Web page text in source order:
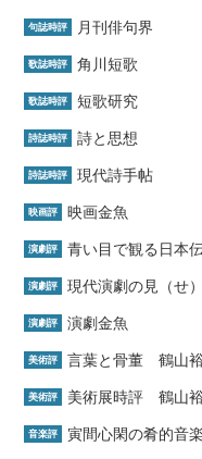
句誌時評 月刊俳句界
歌誌時評 角川短歌
歌誌時評 短歌研究
詩誌時評 詩と思想
詩誌時評 現代詩手帖
映画評 映画金魚
演劇評 青い目で観る日本
演劇評 現代演劇の見（せ
演劇評 演劇金魚
美術評 言葉と骨董 鶴山
美術評 美術展時評 鶴山
音楽評 寅間心閑の肴的音